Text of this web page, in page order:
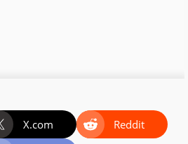
X.com
Reddit